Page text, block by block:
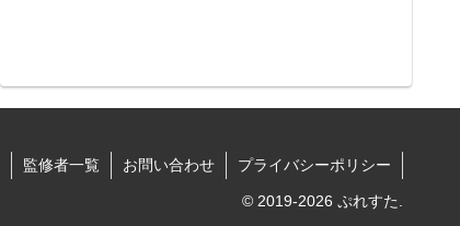
監修者一覧 お問い合わせ プライバシーポリシー
© 2019-2026 ぷれすた.